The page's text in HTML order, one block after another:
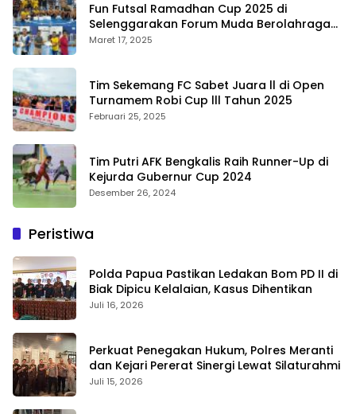
Fun Futsal Ramadhan Cup 2025 di
Selenggarakan Forum Muda Berolahraga
Bengkalis
Maret 17, 2025
Tim Sekemang FC Sabet Juara ll di Open
Turnamem Robi Cup lll Tahun 2025
Februari 25, 2025
Tim Putri AFK Bengkalis Raih Runner-Up di
Kejurda Gubernur Cup 2024
Desember 26, 2024
Peristiwa
Polda Papua Pastikan Ledakan Bom PD II di
Biak Dipicu Kelalaian, Kasus Dihentikan
Juli 16, 2026
Perkuat Penegakan Hukum, Polres Meranti
dan Kejari Pererat Sinergi Lewat Silaturahmi
Juli 15, 2026